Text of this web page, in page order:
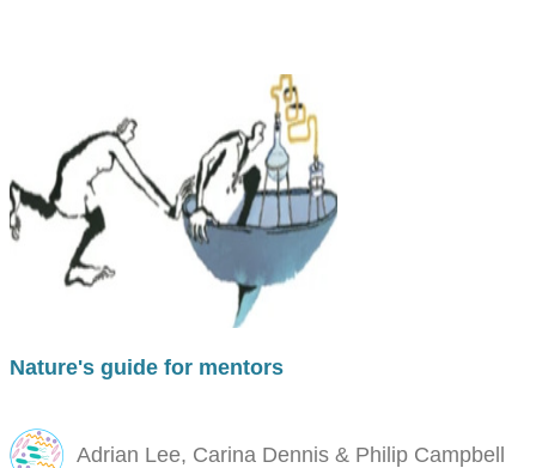
Nature's guide for mentors
Adrian Lee, Carina Dennis & Philip Campbell